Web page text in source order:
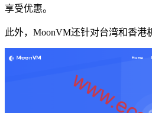
享受优惠。
此外，MoonVM还针对台湾和香港